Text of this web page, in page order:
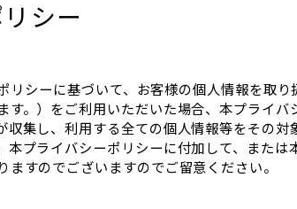
シー
シーに基づいて、お客様の個人情報を取り
。）をご利用いただいた場合、本プライバ
集し、利用する全ての個人情報等をその対
プライバシーポリシーに付加して、または
すのでございますのでご留意ください。